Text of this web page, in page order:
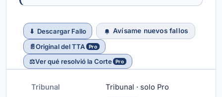
⬇ Descargar Fallo
Avísame nuevos fallos
📄Original del TTA Pro
⚖️Ver qué resolvió la Corte Pro
Tribunal
Tribunal · solo Pro